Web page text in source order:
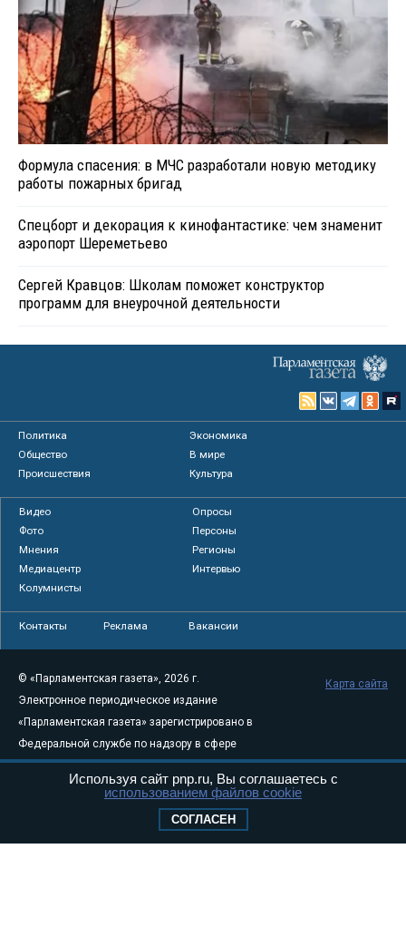
Формула спасения: в МЧС разработали новую методику
работы пожарных бригад
Спецборт и декорация к кинофантастике: чем знаменит
аэропорт Шереметьево
Сергей Кравцов: Школам поможет конструктор
программ для внеурочной деятельности
Политика
Экономика
Общество
В мире
Происшествия
Культура
Видео
Опросы
Фото
Персоны
Мнения
Регионы
Медиацентр
Интервью
Колумнисты
Контакты Реклама Вакансии
© «Парламентская газета», 2026 г.
Электронное периодическое издание
«Парламентская газета» зарегистрировано в
Федеральной службе по надзору в сфере
связи, информационных технологий и
массовых коммуникаций (Роскомнадзор) 05
Свидетельство о регистрации Эл № ФС77-
Карта сайта
Используя сайт pnp.ru, Вы соглашаетесь с
использованием файлов cookie
СОГЛАСЕН